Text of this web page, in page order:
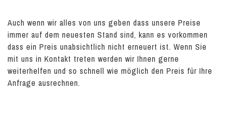
Auch wenn wir alles von uns geben dass unsere Preise
immer auf dem neuesten Stand sind, kann es vorkommen
dass ein Preis unabsichtlich nicht erneuert ist. Wenn Sie
mit uns in Kontakt treten werden wir Ihnen gerne
weiterhelfen und so schnell wie möglich den Preis für Ihre
Anfrage ausrechnen.